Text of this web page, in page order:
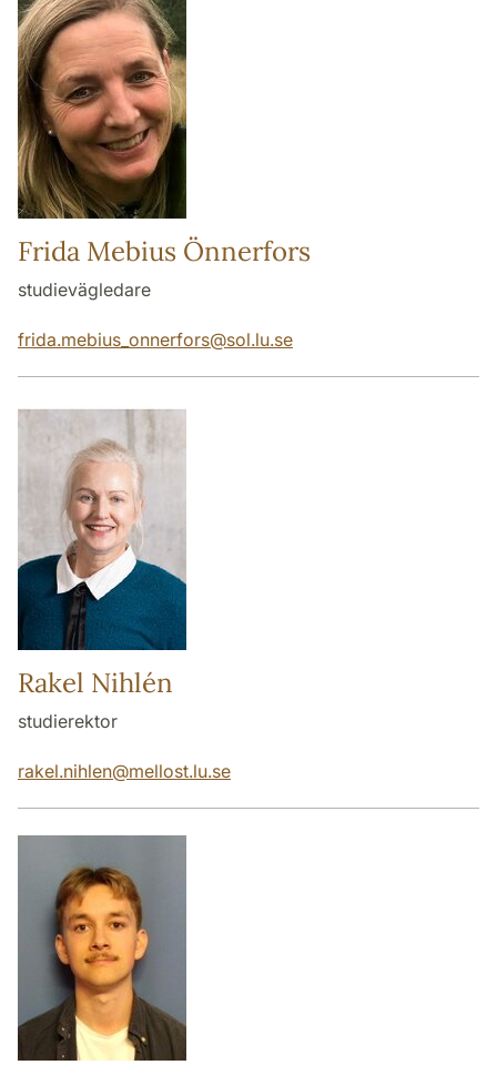
Frida Mebius Önnerfors
studievägledare
frida.mebius_onnerfors@sol.lu.se
Rakel Nihlén
studierektor
rakel.nihlen@mellost.lu.se